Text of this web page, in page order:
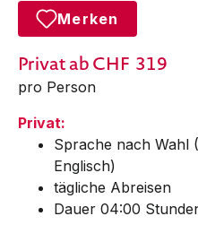
Merken
Privatab CHF 319
pro Person
Privat:
Sprache nach Wahl
Englisch)
tägliche Abreisen
Dauer 04:00